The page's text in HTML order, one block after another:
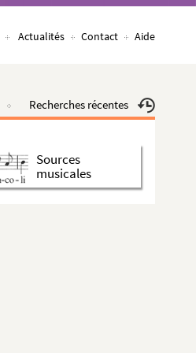
Actualités Contact Aide
Recherches récentes
Sources
musicales